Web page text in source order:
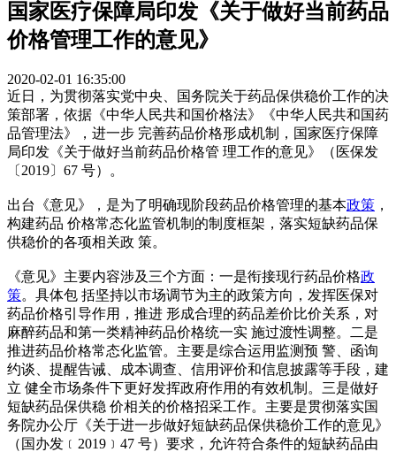
国家医疗保障局印发《关于做好当前药品
价格管理工作的意见》
2020-02-01 16:35:00
近日，为贯彻落实党中央、国务院关于药品保供稳价工作的决
策部署，依据《中华人民共和国价格法》《中华人民共和国药
品管理法》，进一步 完善药品价格形成机制，国家医疗保障
局印发《关于做好当前药品价格管 理工作的意见》（医保发
〔2019〕67 号）。
出台《意见》，是为了明确现阶段药品价格管理的基本政策 ，
构建药品 价格常态化监管机制的制度框架，落实短缺药品保
供稳价的各项相关政 策。
《意见》主要内容涉及三个方面：一是衔接现行药品价格政
策。具体包 括坚持以市场调节为主的政策方向，发挥医保对
药品价格引导作用，推进 形成合理的药品差价比价关系，对
麻醉药品和第一类精神药品价格统一实 施过渡性调整。二是
推进药品价格常态化监管。主要是综合运用监测预 警、函询
约谈、提醒告诫、成本调查、信用评价和信息披露等手段，建
立 健全市场条件下更好发挥政府作用的有效机制。三是做好
短缺药品保供稳 价相关的价格招采工作。主要是贯彻落实国
务院办公厅《关于进一步做好短缺药品保供稳价工作的意见》
（国办发﹝2019﹞47 号）要求，允许符合条件的短缺药品由